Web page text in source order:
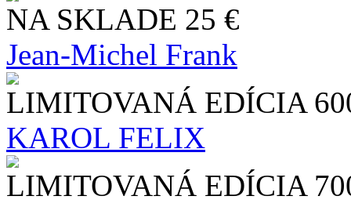
NA SKLADE 25 €
Jean-Michel Frank
LIMITOVANÁ EDÍCIA
KAROL FELIX
LIMITOVANÁ EDÍCIA